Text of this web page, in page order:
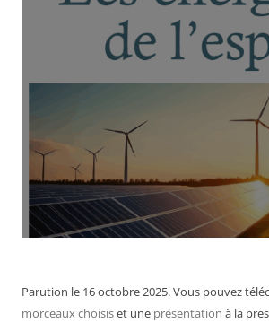
Parution le 16 octobre 2025. Vous pouvez
morceaux choisiset une présentation à la